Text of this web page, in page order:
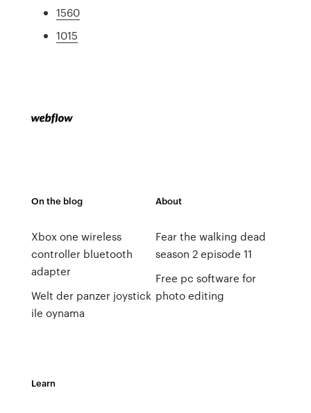
1560
1015
On the blog
Xbox one wireless
controller bluetooth
adapter
Welt der panzer joystick
ile oynama
About
Fear the walking dead
season 2 episode 11
Free pc software for
photo editing
Learn